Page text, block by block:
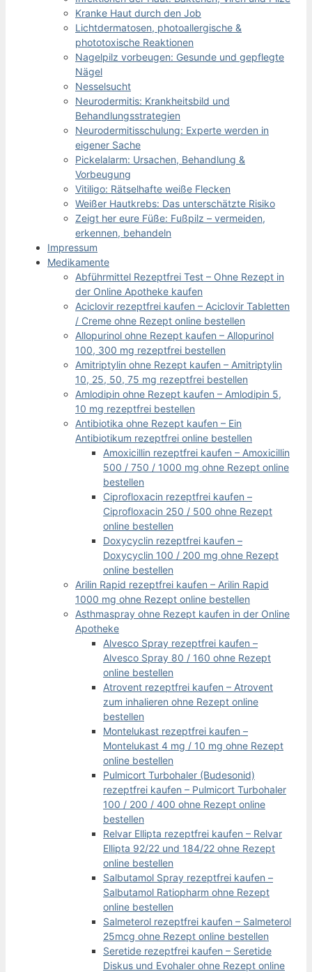
Kranke Haut durch den Job
Lichtdermatosen, photoallergische &
phototoxische Reaktionen
Nagelpilz vorbeugen: Gesunde und gepflegte
Nägel
Nesselsucht
Neurodermitis: Krankheitsbild und
Behandlungsstrategien
Neurodermitisschulung: Experte werden in
eigener Sache
Pickelalarm: Ursachen, Behandlung &
Vorbeugung
Vitiligo: Rätselhafte weiße Flecken
Weißer Hautkrebs: Das unterschätzte Risiko
Zeigt her eure Füße: Fußpilz – vermeiden,
erkennen, behandeln
Impressum
Medikamente
Abführmittel Rezeptfrei Test – Ohne Rezept in
der Online Apotheke kaufen
Aciclovir rezeptfrei kaufen – Aciclovir Tabletten
/ Creme ohne Rezept online bestellen
Allopurinol ohne Rezept kaufen – Allopurinol
100, 300 mg rezeptfrei bestellen
Amitriptylin ohne Rezept kaufen – Amitriptylin
10, 25, 50, 75 mg rezeptfrei bestellen
Amlodipin ohne Rezept kaufen – Amlodipin 5,
10 mg rezeptfrei bestellen
Antibiotika ohne Rezept kaufen – Ein
Antibiotikum rezeptfrei online bestellen
Amoxicillin rezeptfrei kaufen – Amoxicillin
500 / 750 / 1000 mg ohne Rezept online
bestellen
Ciprofloxacin rezeptfrei kaufen –
Ciprofloxacin 250 / 500 ohne Rezept
online bestellen
Doxycyclin rezeptfrei kaufen –
Doxycyclin 100 / 200 mg ohne Rezept
online bestellen
Arilin Rapid rezeptfrei kaufen – Arilin Rapid
1000 mg ohne Rezept online bestellen
Asthmaspray ohne Rezept kaufen in der Online
Apotheke
Alvesco Spray rezeptfrei kaufen –
Alvesco Spray 80 / 160 ohne Rezept
online bestellen
Atrovent rezeptfrei kaufen – Atrovent
zum inhalieren ohne Rezept online
bestellen
Montelukast rezeptfrei kaufen –
Montelukast 4 mg / 10 mg ohne Rezept
online bestellen
Pulmicort Turbohaler (Budesonid)
rezeptfrei kaufen – Pulmicort Turbohaler
100 / 200 / 400 ohne Rezept online
bestellen
Relvar Ellipta rezeptfrei kaufen – Relvar
Ellipta 92/22 und 184/22 ohne Rezept
online bestellen
Salbutamol Spray rezeptfrei kaufen –
Salbutamol Ratiopharm ohne Rezept
online bestellen
Salmeterol rezeptfrei kaufen – Salmeterol
25mcg ohne Rezept online bestellen
Seretide rezeptfrei kaufen – Seretide
Diskus und Evohaler ohne Rezept online